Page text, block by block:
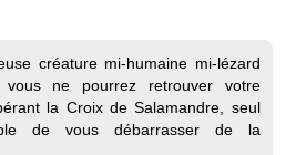
créature mi-humaine mi-lézard
ne pourrez retrouver votre
la Croix de Salamandre, seul
de vous débarrasser de la